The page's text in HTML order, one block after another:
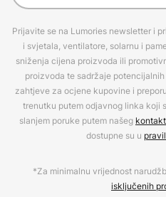
Prijavite se na Lumories newsletter i
i svjetala, ventilatore, solarnu i
sniženja cijena proizvoda ili
proizvoda te sadržaje
zahtjeve za ocjene kupovine i
trenutku putem odjavnog linka koji
slanjem poruke putem našeg
dostupne su u
*Za minimalnu vrijednost
isključenih